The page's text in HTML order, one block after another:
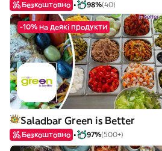
Безкоштовно 98%(40)
-10% на деякі продукти
Saladbar Green is Better
Безкоштовно 97%(500+)